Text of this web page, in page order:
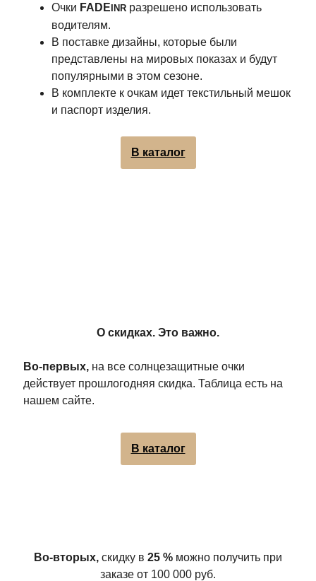
Очки FADE INR разрешено использовать
водителям.
В поставке дизайны, которые были
представлены на мировых показах и будут
популярными в этом сезоне.
В комплекте к очкам идет текстильный мешок
и паспорт изделия.
В каталог
О скидках. Это важно.
Во-первых, на все солнцезащитные очки
действует прошлогодняя скидка. Таблица есть на
нашем сайте.
В каталог
Во-вторых, скидку в 25 % можно получить при
заказе от 100 000 руб.